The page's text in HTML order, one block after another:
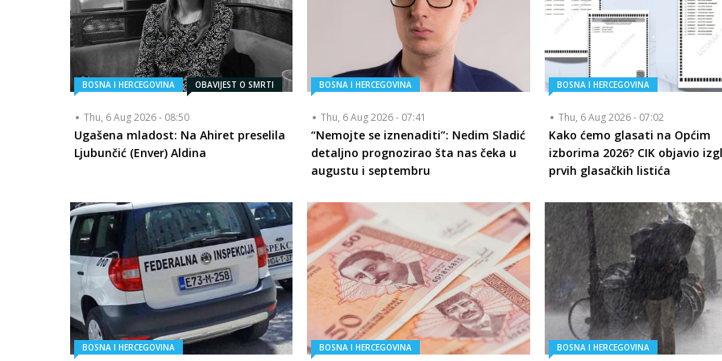
BOSNA I HERCEGOVINA OBAVIJEST O SMRTI
Thu, 6 Aug 2026 - 08:50
Ugašena mladost: Na Ahiret preselila
Ljubunčić (Enver) Aldina
BOSNA I HERCEGOVINA
Thu, 6 Aug 2026 - 07:41
“Nemojte se iznenaditi”: Nedim Sladić
detaljno prognozirao šta nas čeka u
augustu i septembru
BOSNA I HERCEGOVINA
Thu, 6 Aug 2026 - 07:02
Kako ćemo glasati na Općim
izborima 2026? CIK objavio
prvih glasačkih listića
BOSNA I HERCEGOVINA BOSNA I HERCEGOVINA BOSNA I HERCEGOVINA